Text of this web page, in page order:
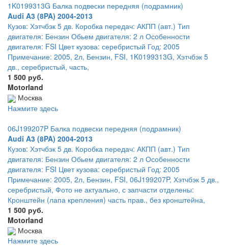
1K0199313G Балка подвески передняя (подрамник)
Audi A3 (8PA) 2004-2013
Кузов: Хэтчбэк 5 дв. Коробка передач: АКПП (авт.) Тип
двигателя: Бензин Обьем двигателя: 2 л Особенности
двигателя: FSI Цвет кузова: серебристый Год: 2005
Примечание: 2005, 2л, Бензин, FSI, 1K0199313G, Хэтчбэк 5
дв., серебристый, часть,
1 500 руб.
Motorland
Москва
Нажмите здесь
06J199207P Балка подвески передняя (подрамник)
Audi A3 (8PA) 2004-2013
Кузов: Хэтчбэк 5 дв. Коробка передач: АКПП (авт.) Тип
двигателя: Бензин Обьем двигателя: 2 л Особенности
двигателя: FSI Цвет кузова: серебристый Год: 2005
Примечание: 2005, 2л, Бензин, FSI, 06J199207P, Хэтчбэк 5 дв.,
серебристый, Фото не актуально, с запчасти отделены:
Кронштейн (лапа крепления) часть прав., без кронштейна,
1 500 руб.
Motorland
Москва
Нажмите здесь